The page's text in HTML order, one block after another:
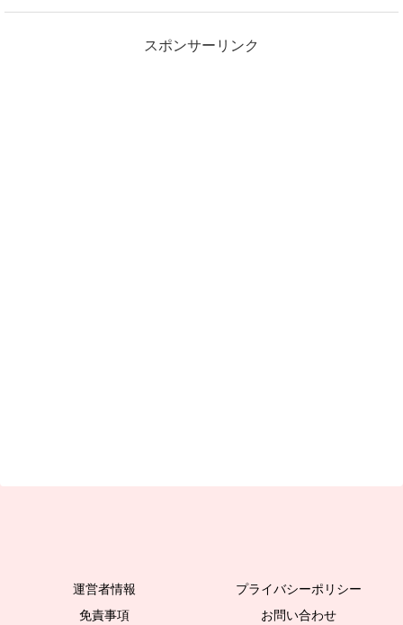
スポンサーリンク
運営者情報
プライバシーポリシー
免責事項
お問い合わせ